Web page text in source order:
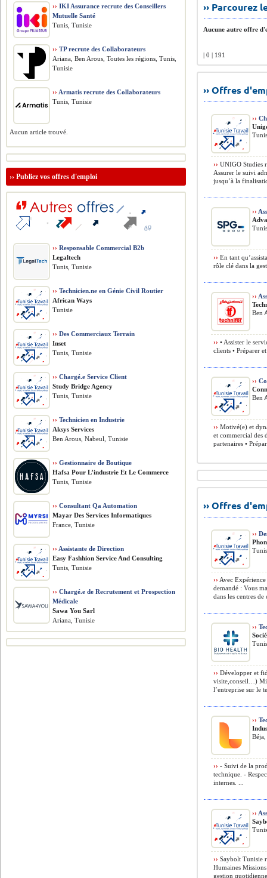
››
Aucune autre offre
| 0 | 191
›› Offres
››
›› UNIGO Studies
Assurer le suivi
jusqu’à la
››
›› En tant
rôle clé dans la
››
Ben
›› • Assister le
clients • Préparer
››
Ben
›› Motivé(e) et
et commercial des
partenaires •
›› Offres
››
›› Avec
demandé : Vous
dans les centres de
››
›› Développer et
visite,conseil…)
l’entreprise sur le
››
›› - Suivi de la
technique. -
internes. ...
››
›› Saybolt Tunisie
Humaines
gestion
›› IKI Assurance recrute des Conseillers
Mutuelle Santé
Tunis, Tunisie
›› TP recrute des Collaborateurs
Ariana, Ben Arous, Toutes les régions, Tunis,
Tunisie
›› Armatis recrute des Collaborateurs
Tunis, Tunisie
Aucun article trouvé.
››Publiez vos offres d'emploi
›› Responsable Commercial B2b
Legaltech
Tunis, Tunisie
›› Technicien.ne en Génie Civil Routier
African Ways
Tunisie
›› Des Commerciaux Terrain
Inset
Tunis, Tunisie
›› Chargé.e Service Client
Study Bridge Agency
Tunis, Tunisie
›› Technicien en Industrie
Aksys Services
Ben Arous, Nabeul, Tunisie
›› Gestionnaire de Boutique
Hafsa Pour L’industrie Et Le Commerce
Tunis, Tunisie
›› Consultant Qa Automation
Mayar Des Services Informatiques
France, Tunisie
›› Assistante de Direction
Easy Fashhion Service And Consulting
Tunis, Tunisie
›› Chargé.e de Recrutement et Prospection
Médicale
Sawa You Sarl
Ariana, Tunisie